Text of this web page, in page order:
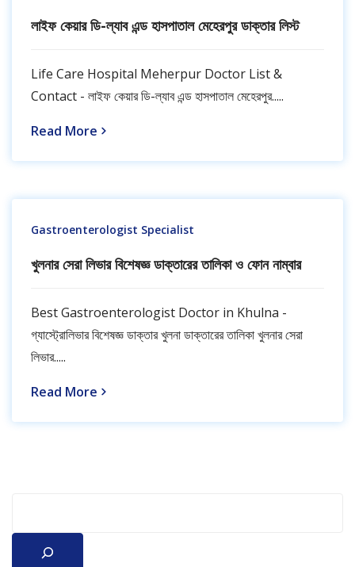
লাইফ কেয়ার ডি-ল্যাব এন্ড হাসপাতাল মেহেরপুর ডাক্তার লিস্ট
Life Care Hospital Meherpur Doctor List &
Contact - লাইফ কেয়ার ডি-ল্যাব এন্ড হাসপাতাল মেহেরপুর.....
Read More
Gastroenterologist Specialist
খুলনার সেরা লিভার বিশেষজ্ঞ ডাক্তারের তালিকা ও ফোন নাম্বার
Best Gastroenterologist Doctor in Khulna -
গ্যাস্ট্রোলিভার বিশেষজ্ঞ ডাক্তার খুলনা ডাক্তারের তালিকা খুলনার সেরা
লিভার.....
Read More